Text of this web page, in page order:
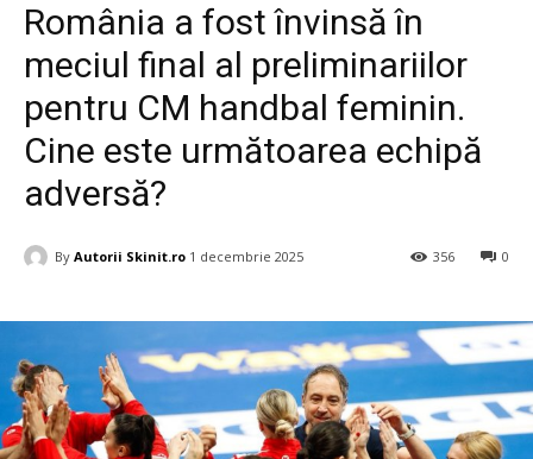
România a fost învinsă în
meciul final al preliminariilor
pentru CM handbal feminin.
Cine este următoarea echipă
adversă?
By Autorii Skinit.ro 1 decembrie 2025 0
356